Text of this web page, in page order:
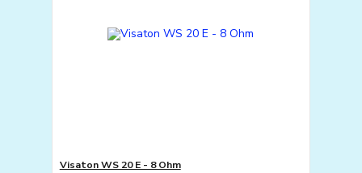
Visaton WS 20 E - 8 Ohm